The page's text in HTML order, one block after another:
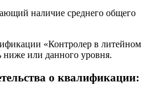
наличие среднего общего
«Контролер в литейном
ниже или данного уровня.
о квалификации: